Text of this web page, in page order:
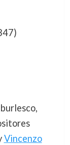
Vincenzo